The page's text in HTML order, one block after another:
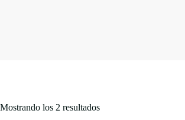
Mostrando los 2 resultados